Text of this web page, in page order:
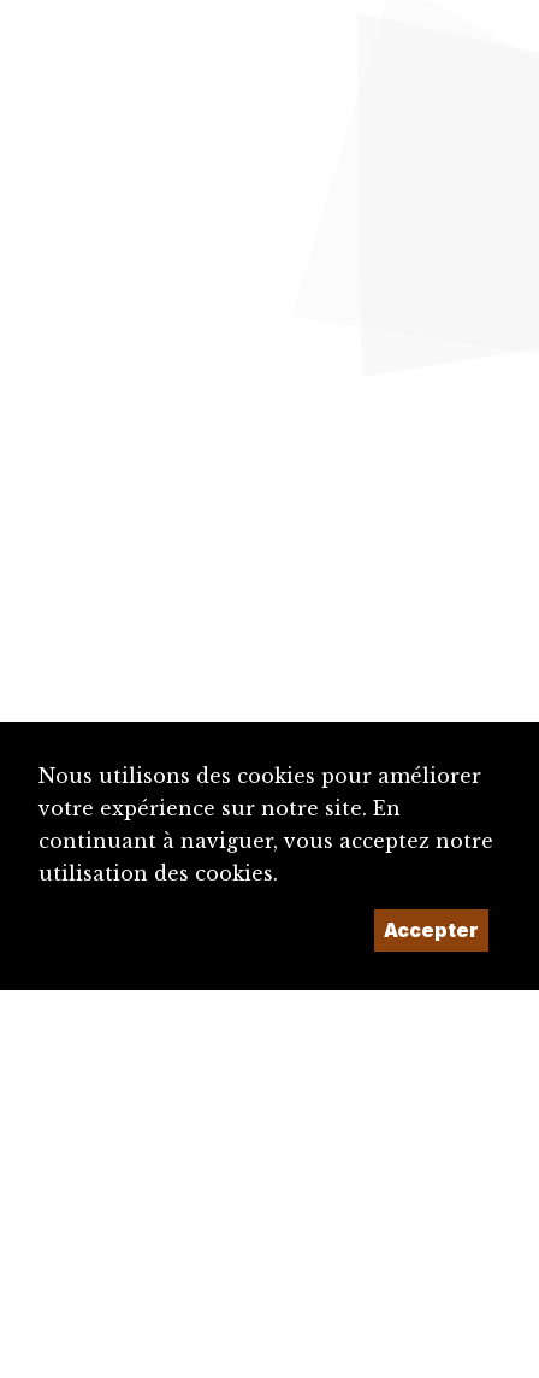
Nous utilisons des cookies pour améliorer
votre expérience sur notre site. En
continuant à naviguer, vous acceptez notre
utilisation des cookies.
Accepter